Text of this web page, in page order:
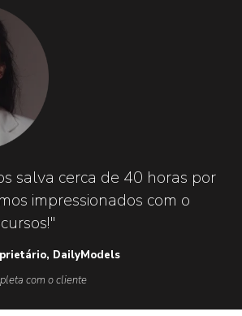
salva cerca de 40 horas por
impressionados com o
DailyModels
com o cliente